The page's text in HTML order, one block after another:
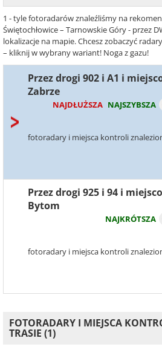
1 - tyle fotoradarów znaleźliśmy na
Świętochłowice – Tarnowskie Góry - przez
lokalizacje na mapie. Chcesz zobaczyć
– kliknij w wybrany wariant! Noga z gazu!
Przez drogi 902 i A1 i
Zabrze
NAJDŁUŻSZA NAJSZYBSZA
fotoradary i miejsca kontroli
Przez drogi 925 i 94 i
Bytom
NAJKRÓTSZA
fotoradary i miejsca kontroli
FOTORADARY I MIEJSCA
TRASIE (1)